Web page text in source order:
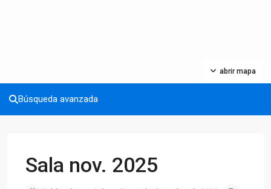
abrir mapa
Búsqueda avanzada
Sala nov. 2025